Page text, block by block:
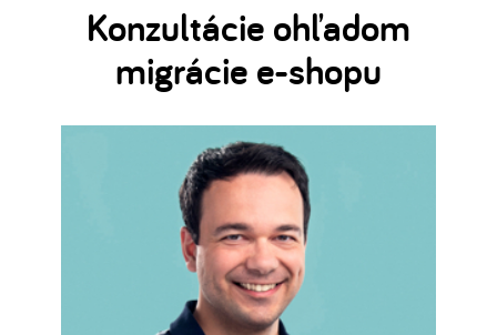
Konzultácie ohľadom
migrácie e-shopu